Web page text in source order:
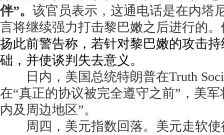
伴”。 该官员表示，这通电话是在内塔
言将继续强力打击黎巴嫩之后进行的。
扬此前警告称，若针对黎巴嫩的攻击
础，并使谈判失去意义。
日内，美国总统特朗普在Truth
在“真正的协议被完全遵守之前”，美
内及周边地区”。
周四，美元指数回落。美元走软使